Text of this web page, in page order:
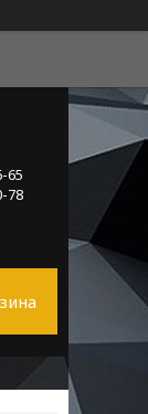
65
78